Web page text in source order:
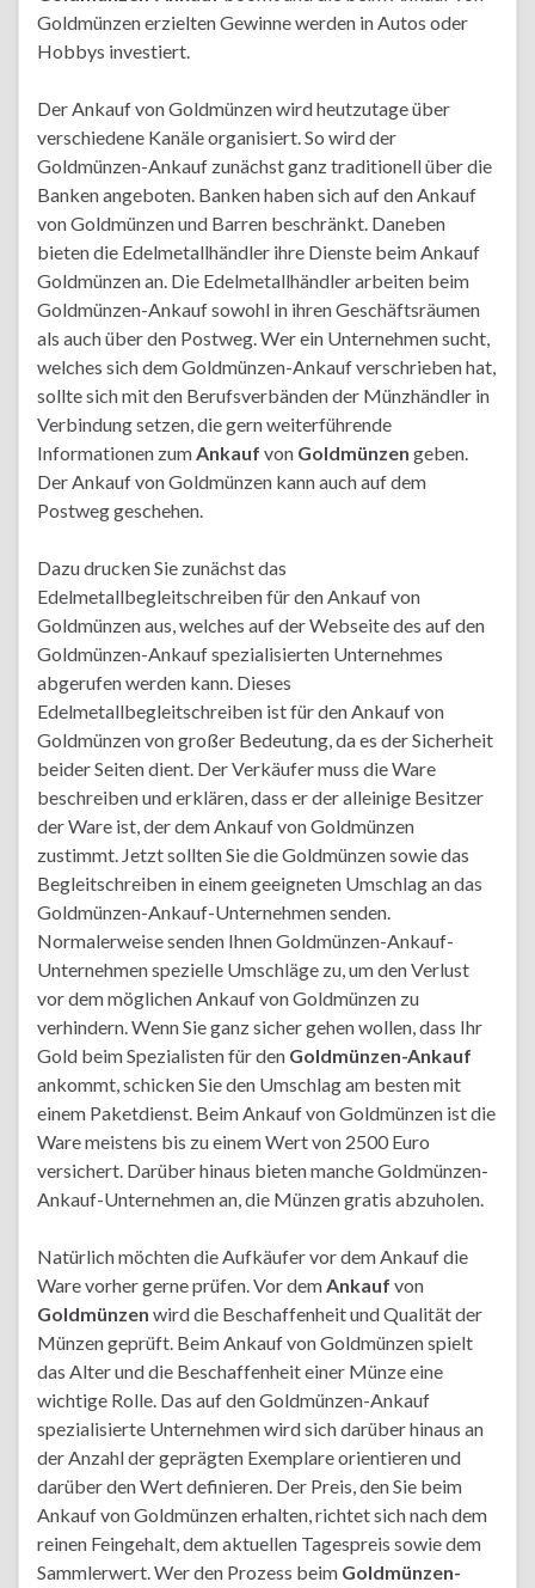
Goldmünzen erzielten Gewinne werden in Autos oder
Hobbys investiert.
Der Ankauf von Goldmünzen wird heutzutage über
verschiedene Kanäle organisiert. So wird der
Goldmünzen-Ankauf zunächst ganz traditionell über die
Banken angeboten. Banken haben sich auf den Ankauf
von Goldmünzen und Barren beschränkt. Daneben
bieten die Edelmetallhändler ihre Dienste beim Ankauf
Goldmünzen an. Die Edelmetallhändler arbeiten beim
Goldmünzen-Ankauf sowohl in ihren Geschäftsräumen
als auch über den Postweg. Wer ein Unternehmen sucht,
welches sich dem Goldmünzen-Ankauf verschrieben hat,
sollte sich mit den Berufsverbänden der Münzhändler in
Verbindung setzen, die gern weiterführende
Informationen zumAnkauf von Goldmünzen geben.
Der Ankauf von Goldmünzen kann auch auf dem
Postweg geschehen.
Dazu drucken Sie zunächst das
Edelmetallbegleitschreiben für den Ankauf von
Goldmünzen aus, welches auf der Webseite des auf den
Goldmünzen-Ankauf spezialisierten Unternehmes
abgerufen werden kann. Dieses
Edelmetallbegleitschreiben ist für den Ankauf von
Goldmünzen von großer Bedeutung, da es der Sicherheit
beider Seiten dient. Der Verkäufer muss die Ware
beschreiben und erklären, dass er der alleinige Besitzer
der Ware ist, der dem Ankauf von Goldmünzen
zustimmt. Jetzt sollten Sie die Goldmünzen sowie das
Begleitschreiben in einem geeigneten Umschlag an das
Goldmünzen-Ankauf-Unternehmen senden.
Normalerweise senden Ihnen Goldmünzen-Ankauf-
Unternehmen spezielle Umschläge zu, um den Verlust
vor dem möglichen Ankauf von Goldmünzen zu
verhindern. Wenn Sie ganz sicher gehen wollen, dass Ihr
Gold beim Spezialisten für den Goldmünzen-Ankauf
ankommt, schicken Sie den Umschlag am besten mit
einem Paketdienst. Beim Ankauf von Goldmünzen ist die
Ware meistens bis zu einem Wert von 2500 Euro
versichert. Darüber hinaus bieten manche Goldmünzen-
Ankauf-Unternehmen an, die Münzen gratis abzuholen.
Natürlich möchten die Aufkäufer vor dem Ankauf die
Ware vorher gerne prüfen. Vor demAnkauf von
Goldmünzen wird die Beschaffenheit und Qualität der
Münzen geprüft. Beim Ankauf von Goldmünzen spielt
das Alter und die Beschaffenheit einer Münze eine
wichtige Rolle. Das auf den Goldmünzen-Ankauf
spezialisierte Unternehmen wird sich darüber hinaus an
der Anzahl der geprägten Exemplare orientieren und
darüber den Wert definieren. Der Preis, den Sie beim
Ankauf von Goldmünzen erhalten, richtet sich nach dem
reinen Feingehalt, dem aktuellen Tagespreis sowie dem
Sammlerwert. Wer den Prozess beim Goldmünzen-